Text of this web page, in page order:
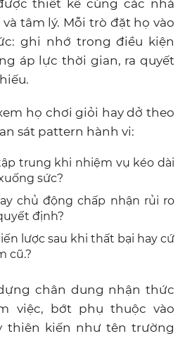
thiết kế cùng các nhà
tâm lý. Mỗi trò đặt họ vào
ghi nhớ trong điều kiện
áp lực thời gian, ra quyết
họ chơi giỏi hay dở theo
sát pattern hành vi:
trung khi nhiệm vụ kéo dài
sức?
chủ động chấp nhận rủi ro
định?
lược sau khi thất bại hay cứ
cũ.?
chân dung nhận thức
việc, bớt phụ thuộc vào
thiên kiến như tên trường